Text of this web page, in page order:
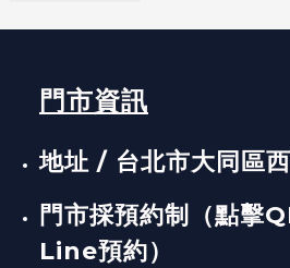
門市資訊
地址 / 台北市大同區
門市採預約制（點擊
Line預約）